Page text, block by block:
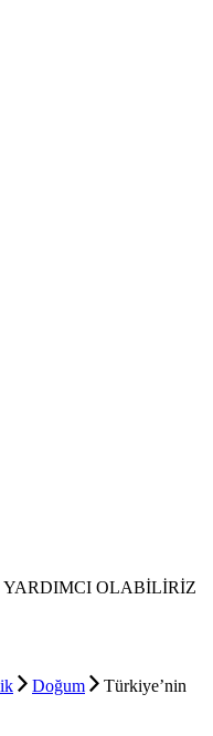
OLABİLİRİZ
Doğum
Türkiye’nin